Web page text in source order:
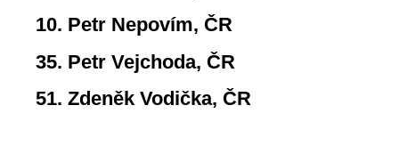
10. Petr Nepovím, ČR
35. Petr Vejchoda, ČR
51. Zdeněk Vodička, ČR